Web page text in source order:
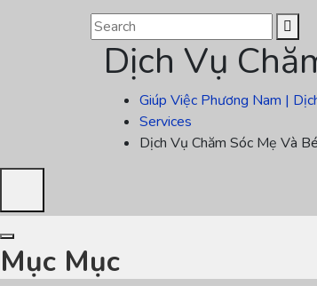
Dịch Vụ
Giúp Việc Phương Nam |
Services
Dịch Vụ Chăm Sóc Mẹ Và
Mục Mục